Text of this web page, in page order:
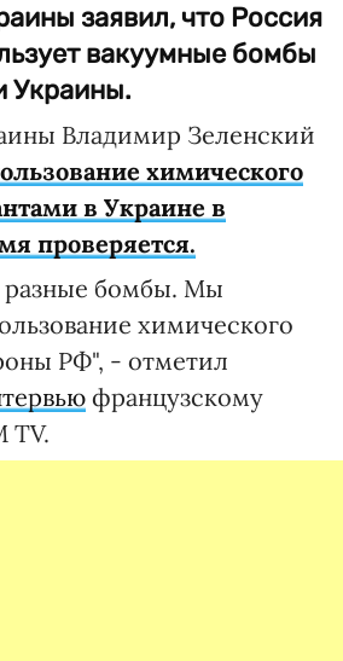
заявил, что Россия
вакуумные бомбы
Украины.
Владимир Зеленский
химического
в Украине в
проверяется.
разные бомбы. Мы
химического
РФ", - отметил
французскому
TV.